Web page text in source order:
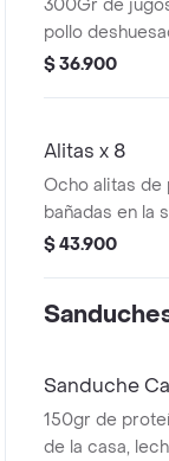
300Gr de
pollo
especias
$ 36.900
Alitas x 8
Ocho alitas de
bañadas en la
Incluye papas
$ 43.900
Sanduche
150gr de
de la casa,